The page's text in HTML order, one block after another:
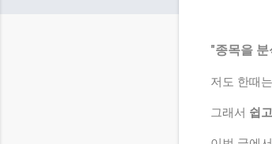
"종목을
저도 한때는
그래서 쉽